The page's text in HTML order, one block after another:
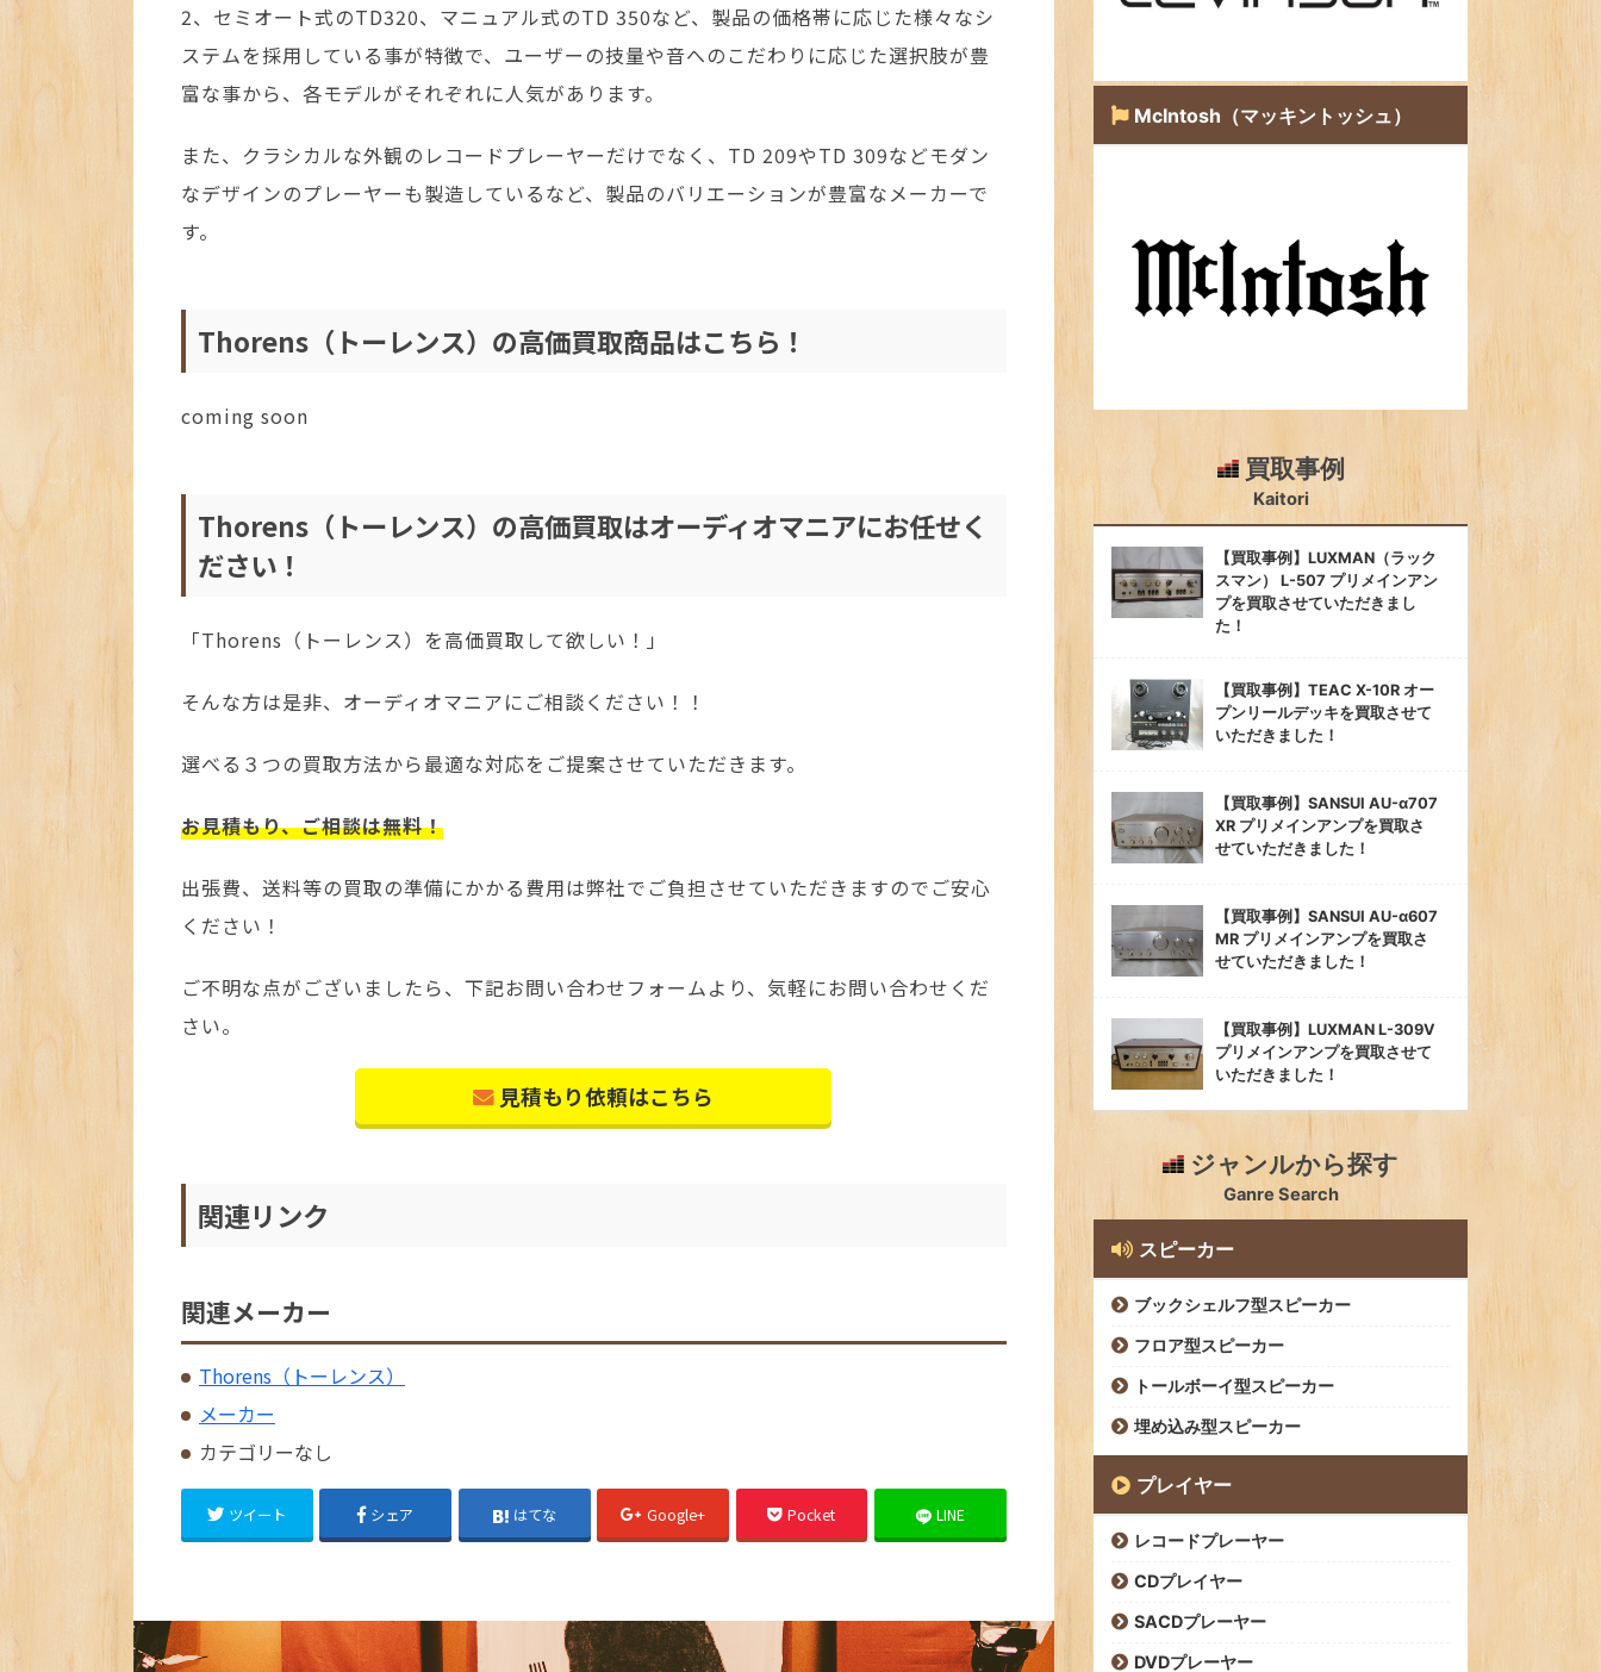
2、セミオート式のTD320、マニュアル式のTD 350など、製品の価格帯に応じた様々なシ
ステムを採用している事が特徴で、ユーザーの技量や音へのこだわりに応じた選択肢が豊
富な事から、各モデルがそれぞれに人気があります。
また、クラシカルな外観のレコードプレーヤーだけでなく、TD 209やTD 309などモダン
なデザインのプレーヤーも製造しているなど、製品のバリエーションが豊富なメーカーで
す。
Thorens（トーレンス）の高価買取商品はこちら！
coming soon
Thorens（トーレンス）の高価買取はオーディオマニアにお任せく
ださい！
「Thorens（トーレンス）を高価買取して欲しい！」
そんな方は是非、オーディオマニアにご相談ください！！
選べる３つの買取方法から最適な対応をご提案させていただきます。
お見積もり、ご相談は無料！
出張費、送料等の買取の準備にかかる費用は弊社でご負担させていただきますのでご安心
ください！
ご不明な点がございましたら、下記お問い合わせフォームより、気軽にお問い合わせくだ
さい。
見積もり依頼はこちら
関連リンク
関連メーカー
Thorens（トーレンス）
メーカー
カテゴリーなし
ツイート シェア はてな Google+ Pocket LINE
McIntosh（マッキントッシュ）
買取事例
Kaitori
【買取事例】LUXMAN（ラック
スマン） L-507 プリメインアン
プを買取させていただきまし
た！
【買取事例】TEAC X-10R オー
プンリールデッキを買取させて
いただきました！
【買取事例】SANSUI AU-α707
XR プリメインアンプを買取さ
せていただきました！
【買取事例】SANSUI AU-α607
MR プリメインアンプを買取さ
せていただきました！
【買取事例】LUXMAN L-309V
プリメインアンプを買取させて
いただきました！
ジャンルから探す
Ganre Search
スピーカー
ブックシェルフ型スピーカー
フロア型スピーカー
トールボーイ型スピーカー
埋め込み型スピーカー
プレイヤー
レコードプレーヤー
CDプレイヤー
SACDプレーヤー
DVDプレーヤー